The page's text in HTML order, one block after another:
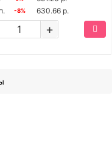
-8% 630.66 р.
+